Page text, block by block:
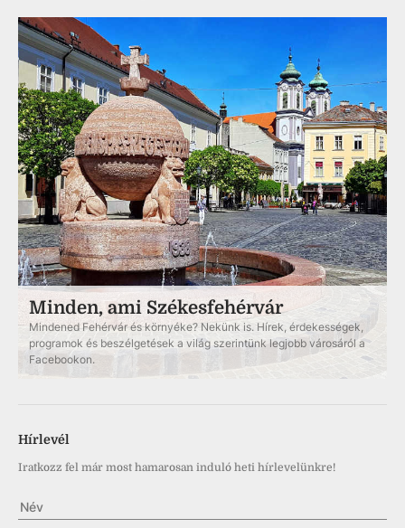
Minden, ami Székesfehérvár
Mindened Fehérvár és környéke? Nekünk is. Hírek, érdekességek,
programok és beszélgetések a világ szerintünk legjobb városáról a
Facebookon.
Hírlevél
Iratkozz fel már most hamarosan induló heti hírlevelünkre!